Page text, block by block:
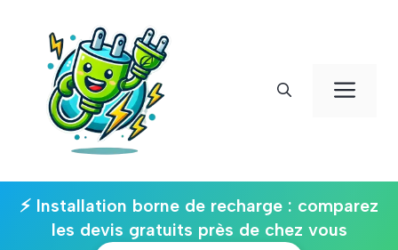
contenu
⚡ Installation borne de recharge : comparez
les devis gratuits près de chez vous